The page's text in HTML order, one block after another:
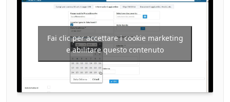
Fai clic per accettare i cookie marketing
e abilitare questo contenuto